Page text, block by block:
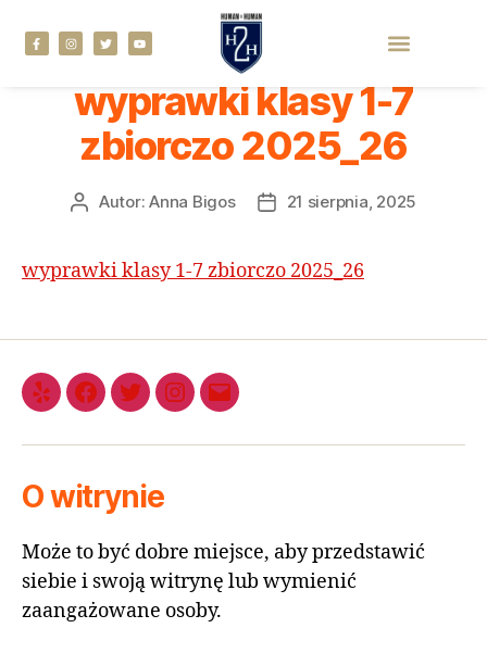
wyprawki klasy 1-7
zbiorczo 2025_26
Autor:Anna Bigos 21 sierpnia, 2025
wyprawki klasy 1-7 zbiorczo 2025_26
O witrynie
Może to być dobre miejsce, aby przedstawić
siebie i swoją witrynę lub wymienić
zaangażowane osoby.